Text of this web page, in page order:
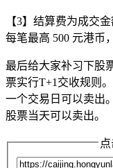
【3】结算费为成交
每笔最高 500 元港币
最后给大家补习下股
票实行T+1交收规则
一个交易日可以卖出
股票当天可以卖出。